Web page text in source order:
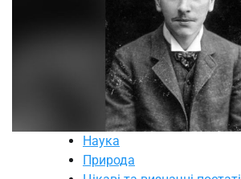
Наука
Природа